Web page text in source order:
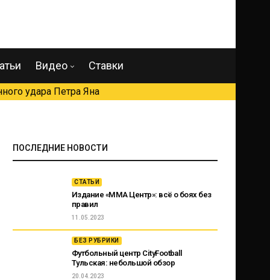
Видео Ставки
удара Петра Яна
ПОСЛЕДНИЕ НОВОСТИ
СТАТЬИ
Издание «ММА Центр»: всё о боях без
правил
11.05.2023
БЕЗ РУБРИКИ
Футбольный центр CityFootball
Тульская: небольшой обзор
20.04.2023